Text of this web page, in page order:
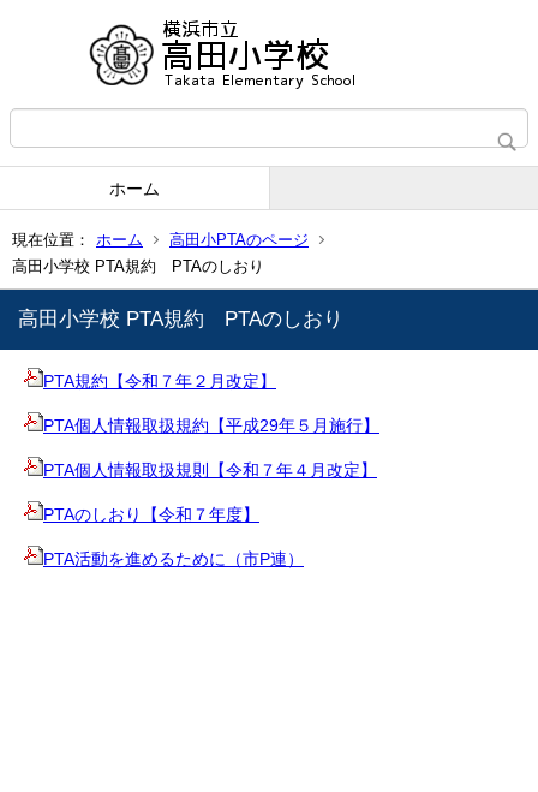
ホーム
現在位置： ホーム
高田小PTAのページ
高田小学校 PTA規約 PTAのしおり
高田小学校 PTA規約 PTAのしおり
PTA規約【令和７年２月改定】
PTA個人情報取扱規約【平成29年５月施行】
PTA個人情報取扱規則【令和７年４月改定】
PTAのしおり【令和７年度】
PTA活動を進めるために（市P連）